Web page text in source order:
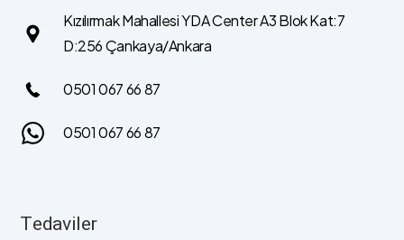
Kızılırmak Mahallesi YDA Center A3 Blok Kat:7
D:256 Çankaya/Ankara
0501 067 66 87
0501 067 66 87
Tedaviler